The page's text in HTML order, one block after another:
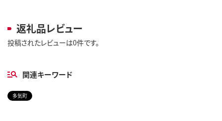
返礼品レビュー
投稿されたレビューは0件です。
関連キーワード
多気町